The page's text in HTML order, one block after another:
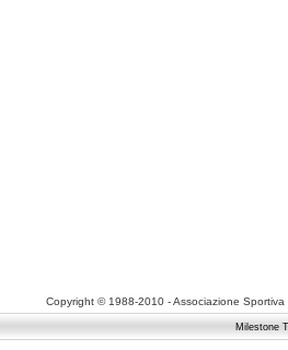
Copyright © 1988-2010 - Associazione
Milestone